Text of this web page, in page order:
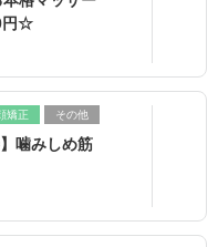
円☆
矯正 その他
噛みしめ筋